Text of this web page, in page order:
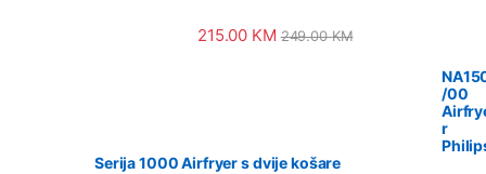
215.00 KM 249.00KM
/00
r
Serija 1000 Airfryer s dvije košare